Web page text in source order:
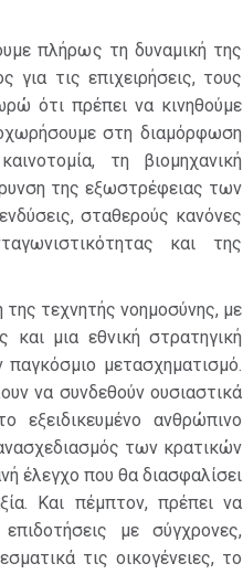
πλήρως τη δυναμική της
τις επιχειρήσεις, τους
ότι πρέπει να κινηθούμε
στη διαμόρφωση
τη βιομηχανική
της εξωστρέφειας των
σταθερούς κανόνες
και της
τεχνητής νοημοσύνης, με
και μια εθνική στρατηγική
μετασχηματισμό.
να συνδεθούν ουσιαστικά
εξειδικευμένο ανθρώπινο
των κρατικών
έλεγχο που θα διασφαλίσει
Και πέμπτον, πρέπει να
με σύγχρονες,
τις οικογένειες, το